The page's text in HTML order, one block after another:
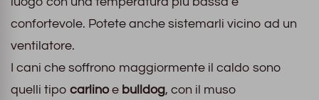
confortevole. Potete anche sistemarli vicino ad un
ventilatore.
I cani che soffrono maggiormente il caldo sono
quelli tipo carlinoe bulldog, con il muso